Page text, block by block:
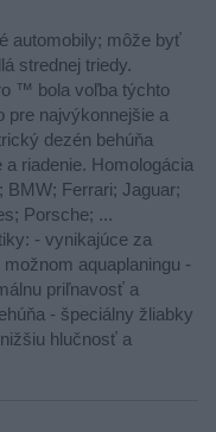
automobily; môže byť
strednej triedy.
™ bola voľba týchto
pre najvýkonnejšie a
dezén behúňa
riadenie. Homologácia
BMW; Ferrari; Jaguar;
Porsche; ...
- vynikajúce za
aquaplaningu -
priľnavosť a
- špeciálny žliabky
hlučnosť a